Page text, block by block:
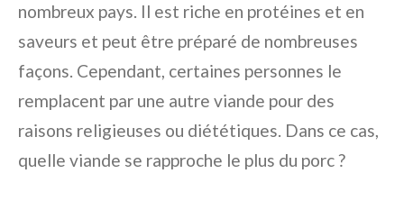
nombreux pays. Il est riche en protéines et en
saveurs et peut être préparé de nombreuses
façons. Cependant, certaines personnes le
remplacent par une autre viande pour des
raisons religieuses ou diététiques. Dans ce cas,
quelle viande se rapproche le plus du porc ?